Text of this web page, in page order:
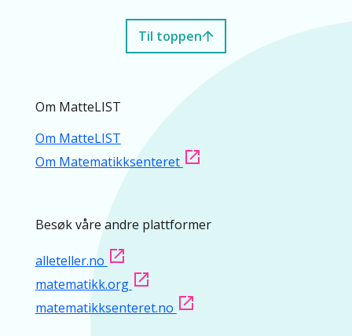
Til toppen
Om MatteLIST
Om MatteLIST
Om Matematikksenteret
Besøk våre andre plattformer
alleteller.no
matematikk.org
matematikksenteret.no